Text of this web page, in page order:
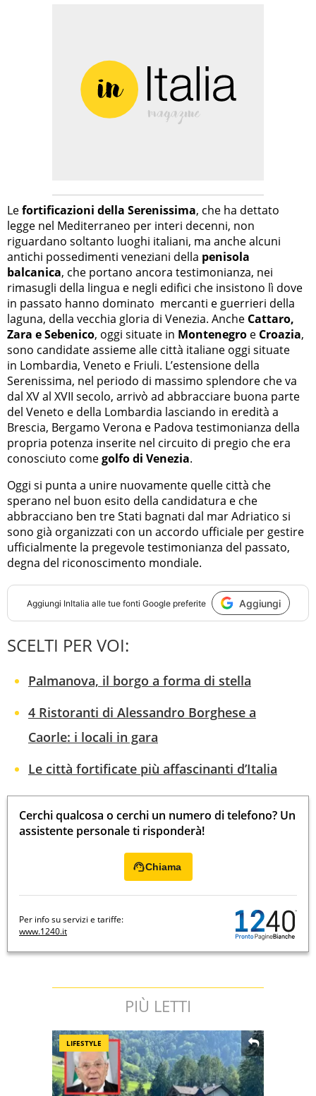
Lefortificazioni della Serenissima, che ha dettato
legge nel Mediterraneo per interi decenni, non
riguardano soltanto luoghi italiani, ma anche alcuni
antichi possedimenti veneziani della penisola
balcanica, che portano ancora testimonianza, nei
rimasugli della lingua e negli edifici che insistono lì dove
in passato hanno dominato mercanti e guerrieri della
laguna, della vecchia gloria di Venezia. Anche Cattaro,
Zara e Sebenico, oggi situate in Montenegro e Croazia,
sono candidate assieme alle città italiane oggi situate
in Lombardia, Veneto e Friuli. L’estensione della
Serenissima, nel periodo di massimo splendore che va
dal XV al XVII secolo, arrivò ad abbracciare buona parte
del Veneto e della Lombardia lasciando in eredità a
Brescia, Bergamo Verona e Padova testimonianza della
propria potenza inserite nel circuito di pregio che era
conosciuto comegolfo di Venezia.
Oggi si punta a unire nuovamente quelle città che
sperano nel buon esito della candidatura e che
abbracciano ben tre Stati bagnati dal mar Adriatico si
sono già organizzati con un accordo ufficiale per gestire
ufficialmente la pregevole testimonianza del passato,
degna del riconoscimento mondiale.
Aggiungi InItalia alle tue fonti Google preferite Aggiungi
SCELTI PER VOI:
Palmanova, il borgo a forma di stella
4 Ristoranti di Alessandro Borghese a
Caorle: i locali in gara
Le città fortificate più affascinanti d’Italia
Cerchi qualcosa o cerchi un numero di telefono? Un
assistente personale ti risponderà!
Chiama
Per info su servizi e tariffe:
www.1240.it
PIÙ LETTI
LIFESTYLE